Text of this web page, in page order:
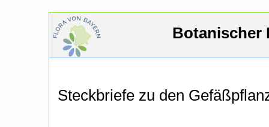
Botanischer
Steckbriefe zu den